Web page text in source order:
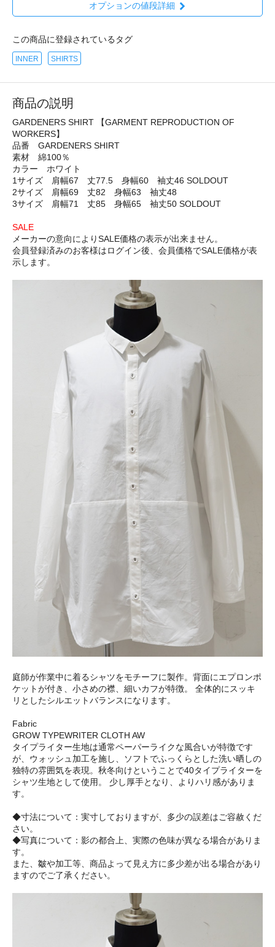
オプションの値段詳細
この商品に登録されているタグ
INNER SHIRTS
商品の説明
GARDENERS SHIRT 【GARMENT REPRODUCTION OF
WORKERS】
品番 GARDENERS SHIRT
素材 綿100％
カラー ホワイト
1サイズ 肩幅67 丈77.5 身幅60 袖丈46 SOLDOUT
2サイズ 肩幅69 丈82 身幅63 袖丈48
3サイズ 肩幅71 丈85 身幅65 袖丈50 SOLDOUT
SALE
メーカーの意向によりSALE価格の表示が出来ません。
会員登録済みのお客様はログイン後、会員価格でSALE価格が表
示します。
庭師が作業中に着るシャツをモチーフに製作。背面にエプロンポ
ケットが付き、小さめの襟、細いカフが特徴。 全体的にスッキ
リとしたシルエットバランスになります。
Fabric
GROW TYPEWRITER CLOTH AW
タイプライター生地は通常ペーパーライクな風合いが特徴です
が、ウォッシュ加工を施し、ソフトでふっくらとした洗い晒しの
独特の雰囲気を表現。秋冬向けということで40タイプライターを
シャツ生地として使用。 少し厚手となり、よりハリ感がありま
す。
◆寸法について：実寸しておりますが、多少の誤差はご容赦くだ
さい。
◆写真について：影の都合上、実際の色味が異なる場合がありま
す。
また、皺や加工等、商品よって見え方に多少差が出る場合があり
ますのでご了承ください。